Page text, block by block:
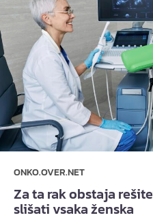
ONKO.OVER.NET
Za ta rak obstaja
slišati vsaka ženska